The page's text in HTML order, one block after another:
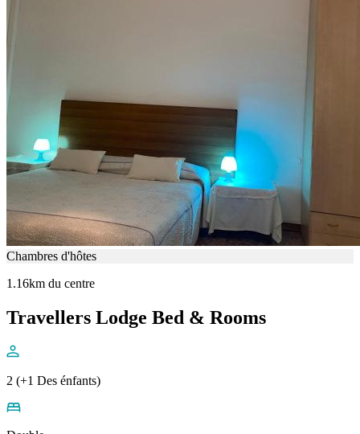
Chambres d'hôtes
1.16km du centre
Travellers Lodge Bed & Rooms
2 (+1 Des énfants)